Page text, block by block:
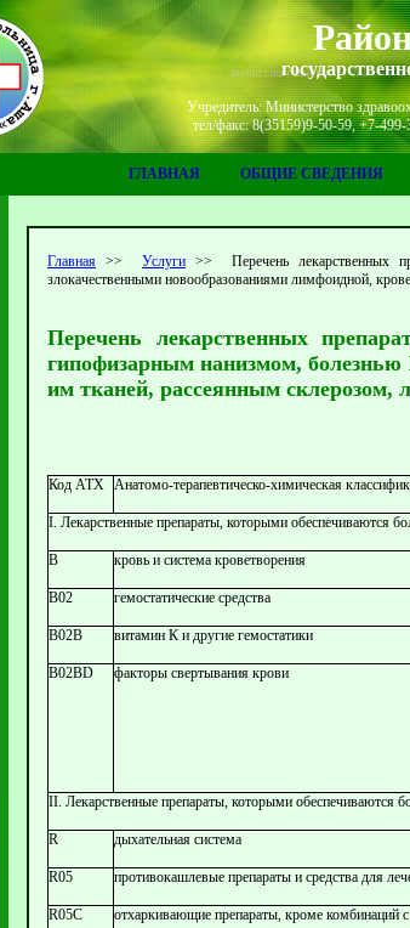
Учредитель: Министерство
тел/факс: 8(35159)9-50-59, +7-
ГЛАВНАЯ ОБЩИЕ СВЕДЕНИЯ
Главная >> Услуги >> Перечень лекарственных
злокачественными новообразованиями лимфоидной,
Перечень лекарственных
гипофизарным нанизмом, болезнью
им тканей, рассеянным склерозом,
Код АТХ Анатомо-терапевтическо-химическая
I. Лекарственные препараты, которыми обеспечиваются
В кровь и система кроветворения
В02 гемостатические средства
В02В витамин К и другие гемостатики
B02BD факторы свертывания крови
II. Лекарственные препараты, которыми обеспечиваются
R дыхательная система
R05 противокашлевые препараты и средства для
R05C отхаркивающие препараты, кроме комбинаций